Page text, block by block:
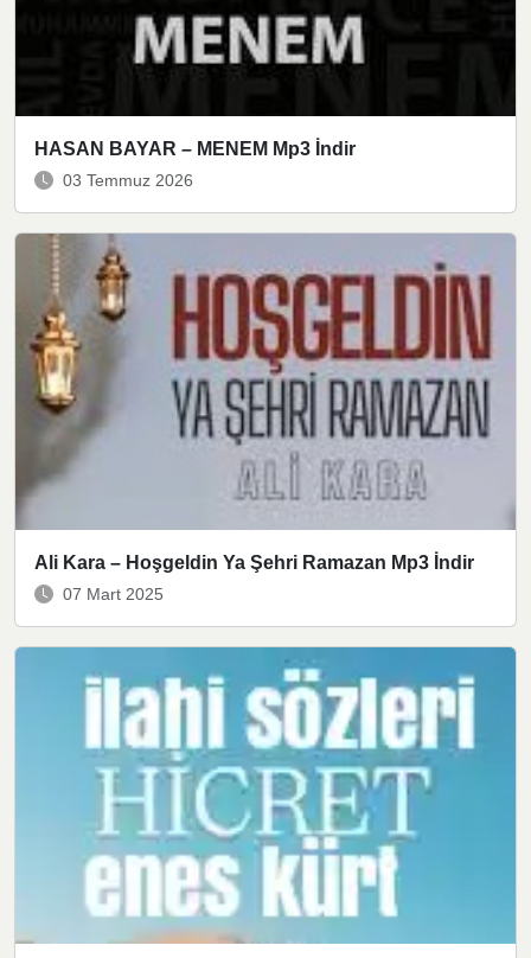
HASAN BAYAR – MENEM Mp3 İndir
03 Temmuz 2026
Ali Kara – Hoşgeldin Ya Şehri Ramazan Mp3 İndir
07 Mart 2025